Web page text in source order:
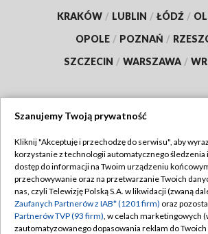
KRAKÓW / LUBLIN / ŁÓDŹ /
OPOLE / POZNAŃ /
SZCZECIN / WARSZAWA /
TVP
Abonament TVP
Emisja w TVP
Centrum informacji TVP
Regulamin TVP
Polityka prywatności
Moje zgody
Szanujemy Twoją prywatność
Kliknij "Akceptuję i przechodzę do serwisu", aby
korzystanie z technologii automatycznego śledzenia
dostęp do informacji na Twoim urządzeniu
przechowywanie oraz na przetwarzanie Twoich
nas, czyli Telewizję Polską S.A. w likwidacji (zwaną
Zaufanych Partnerów z IAB* (1201 firm) oraz
Partnerów TVP (93 firm), w celach marketingowych
zautomatyzowanego dopasowania reklam do